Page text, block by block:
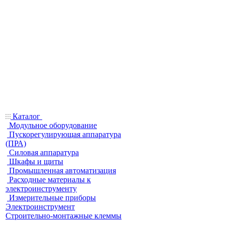
Каталог
Модульное оборудование
Пускорегулирующая аппаратура
(ПРА)
Силовая аппаратура
Шкафы и щиты
Промышленная автоматизация
Расходные материалы к
электроинструменту
Измерительные приборы
Электроинструмент
Строительно-монтажные клеммы